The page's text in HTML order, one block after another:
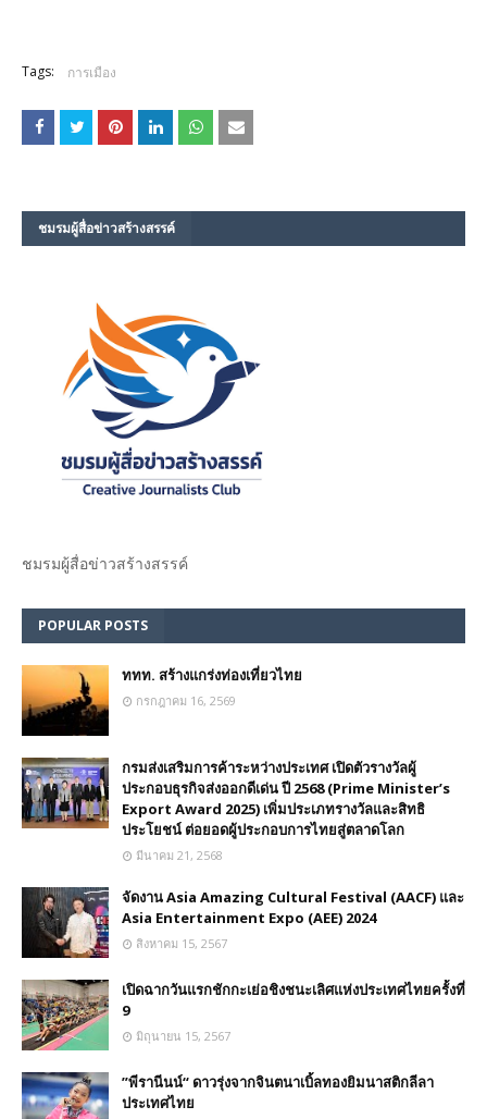
Tags: การเมือง
ชมรม​ผู้สื่อข่าวสร้างสรรค์​
ชมรม​ผู้สื่อข่าวสร้างสรรค์​
POPULAR POSTS
ททท. สร้างแกร่งท่องเที่ยวไทย
กรกฎาคม 16, 2569
กรมส่งเสริมการค้าระหว่างประเทศ เปิดตัวรางวัลผู้
ประกอบธุรกิจส่งออกดีเด่น ปี 2568 (Prime Minister’s
Export Award 2025) เพิ่มประเภทรางวัลและสิทธิ
ประโยชน์ ต่อยอดผู้ประกอบการไทยสู่ตลาดโลก
มีนาคม 21, 2568
จัดงาน Asia Amazing Cultural Festival (AACF) และ
Asia Entertainment Expo (AEE) 2024
สิงหาคม 15, 2567
เปิดฉากวันแรกชักกะเย่อชิงชนะเลิศแห่งประเทศไทยครั้งที่
9
มิถุนายน 15, 2567
”พีรานีนน์“​ ดาวรุ่งจากจินตนาเบิ้ลทองยิมนาสติกลีลา
ประเทศไทย